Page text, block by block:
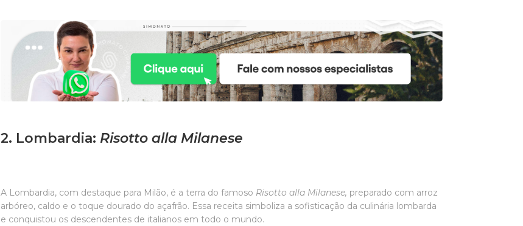
2. Lombardia: Risotto alla Milanese
A Lombardia, com destaque para Milão, é a terra do famoso Risotto alla Milanese, preparado com arroz
arbóreo, caldo e o toque dourado do açafrão. Essa receita simboliza a sofisticação da culinária lombarda
e conquistou os descendentes de italianos em todo o mundo.